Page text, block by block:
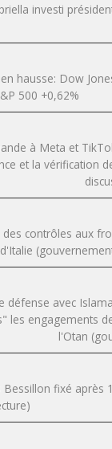
investi
hausse: Dow
500 +0,62%
à Meta et
et la vérification
des contrôles aux
défense avec
les engagements
l'Otan
Bessillon fixé après